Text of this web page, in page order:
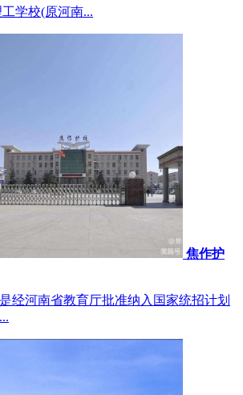
校(原河南...
焦作护
经河南省教育厅批准纳入国家统招计划